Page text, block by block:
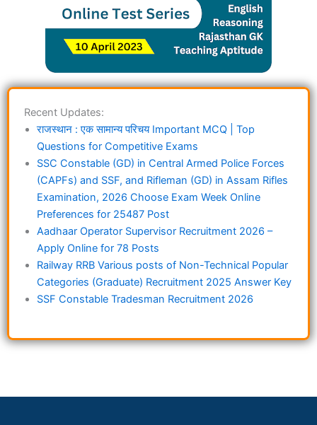
Recent Updates:
राजस्थान : एक सामान्य परिचय Important MCQ | Top
Questions for Competitive Exams
SSC Constable (GD) in Central Armed Police Forces
(CAPFs) and SSF, and Rifleman (GD) in Assam Rifles
Examination, 2026 Choose Exam Week Online
Preferences for 25487 Post
Aadhaar Operator Supervisor Recruitment 2026 –
Apply Online for 78 Posts
Railway RRB Various posts of Non-Technical Popular
Categories (Graduate) Recruitment 2025 Answer Key
SSF Constable Tradesman Recruitment 2026